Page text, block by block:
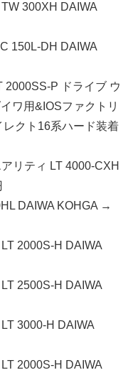
300XH DAIWA
150L-DH DAIWA
2000SS-P ドライブ ウ
ワ用&IOSファクトリ
クト16系ハード装着
リティ LT 4000-CXH
DAIWA KOHGA →
2000S-H DAIWA
2500S-H DAIWA
3000-H DAIWA
2000S-H DAIWA